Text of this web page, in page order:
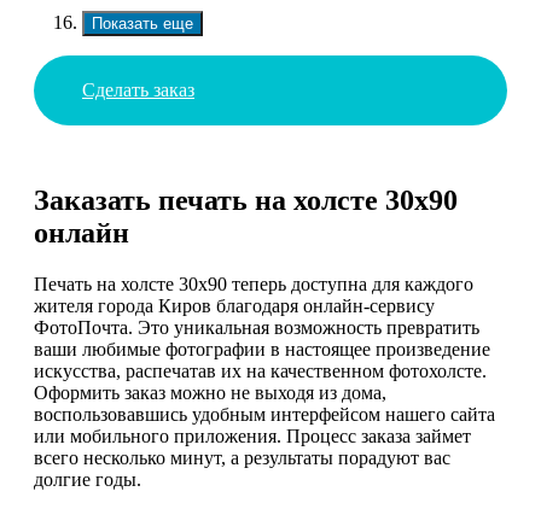
Показать еще
Сделать заказ
Заказать печать на холсте 30х90
онлайн
Печать на холсте 30х90 теперь доступна для каждого
жителя города Киров благодаря онлайн-сервису
ФотоПочта. Это уникальная возможность превратить
ваши любимые фотографии в настоящее произведение
искусства, распечатав их на качественном фотохолсте.
Оформить заказ можно не выходя из дома,
воспользовавшись удобным интерфейсом нашего сайта
или мобильного приложения. Процесс заказа займет
всего несколько минут, а результаты порадуют вас
долгие годы.